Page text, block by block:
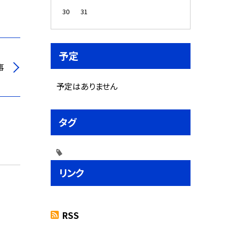
30 31
予定
予定はありません
タグ
リンク
RSS